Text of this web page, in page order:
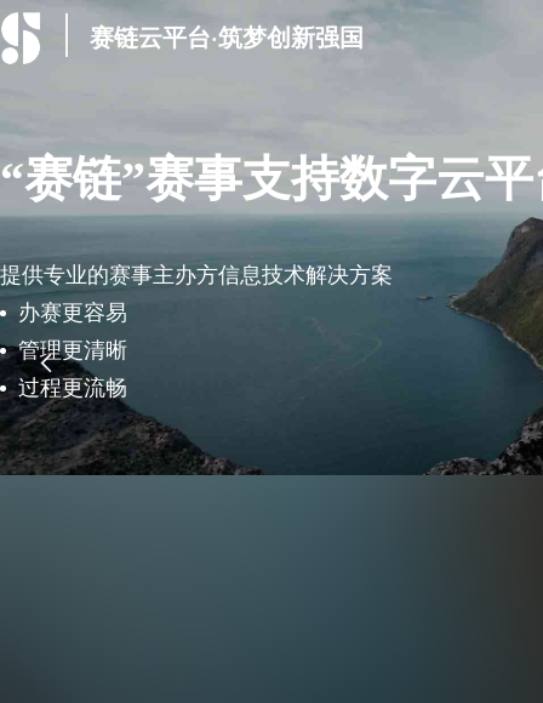
赛链云平台·筑梦创新强国
“赛链”赛事支持数字云
提供专业的赛事主办方信息技术解决方案
办赛更容易
管理更清晰
过程更流畅
